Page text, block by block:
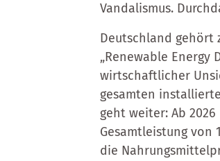
Vandalismus.
Deutschland gehört
„Renewable Energy
wirtschaftlicher
gesamten
geht weiter: Ab
Gesamtleistung von
die